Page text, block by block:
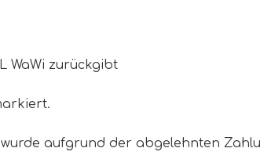
WaWi zurückgibt
aufgrund der abgelehnten